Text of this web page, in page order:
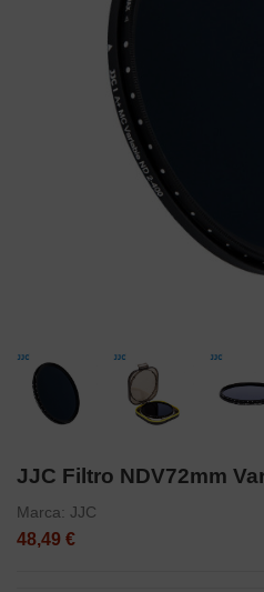
JJC Filtro NDV72mm
Marca: JJC
48,49 €